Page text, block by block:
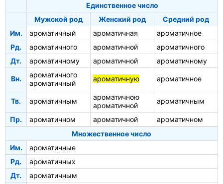
Единственное число
Мужской род
Женский род
Средний род
Им.
ароматичный ароматичная
ароматичное
Рд.
ароматичного ароматичной
ароматичного
Дт.
ароматичному ароматичной ароматичному
Вн.
ароматичного
ароматичный
ароматичную ароматичное
Тв. ароматичным
ароматичною
ароматичной
ароматичным
Пр. ароматичном ароматичной
ароматичном
Множественное число
Им.
ароматичные
Рд.
ароматичных
Дт.
ароматичным